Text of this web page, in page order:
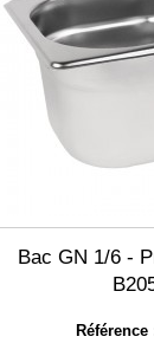
Bac GN 1/6 -
Référence